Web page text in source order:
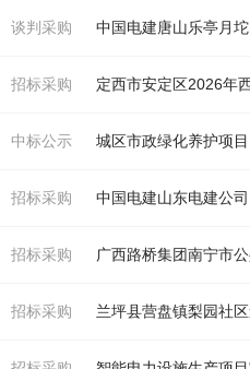
谈判采购
招标采购 定西市安定区2026年
中标公示 城区市政绿化养护项
招标采购
招标采购 广西路桥集团南宁市
招标采购 兰坪县营盘镇梨园社